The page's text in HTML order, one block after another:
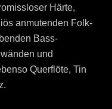
Härte,
anmutenden Folk-
Bass-
und
Querflöte, Tin